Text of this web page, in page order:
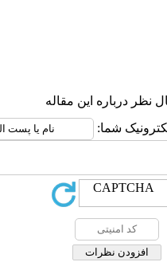
نظر درباره این مقاله
شما: